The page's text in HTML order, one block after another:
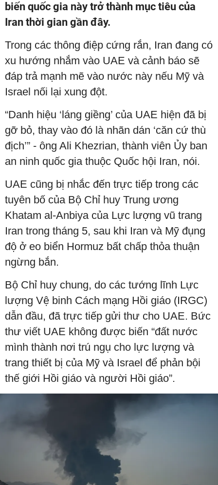
biến quốc gia này trở thành mục tiêu của
Iran thời gian gần đây.
Trong các thông điệp cứng rắn, Iran đang có
xu hướng nhắm vào UAE và cảnh báo sẽ
đáp trả mạnh mẽ vào nước này nếu Mỹ và
Israel nối lại xung đột.
“Danh hiệu ‘láng giềng’ của UAE hiện đã bị
gỡ bỏ, thay vào đó là nhãn dán ‘căn cứ thù
địch’” - ông Ali Khezrian, thành viên Ủy ban
an ninh quốc gia thuộc Quốc hội Iran, nói.
UAE cũng bị nhắc đến trực tiếp trong các
tuyên bố của Bộ Chỉ huy Trung ương
Khatam al-Anbiya của Lực lượng vũ trang
Iran trong tháng 5, sau khi Iran và Mỹ đụng
độ ở eo biển Hormuz bất chấp thỏa thuận
ngừng bắn.
Bộ Chỉ huy chung, do các tướng lĩnh Lực
lượng Vệ binh Cách mạng Hồi giáo (IRGC)
dẫn đầu, đã trực tiếp gửi thư cho UAE. Bức
thư viết UAE không được biến “đất nước
mình thành nơi trú ngụ cho lực lượng và
trang thiết bị của Mỹ và Israel để phản bội
thế giới Hồi giáo và người Hồi giáo”.